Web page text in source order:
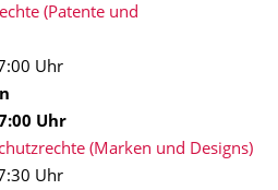
(Patente und
Uhr
Uhr
(Marken und Designs)
Uhr